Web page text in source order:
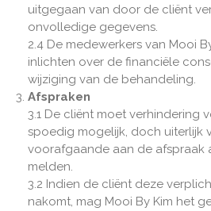
uitgegaan van door de cliënt
onvolledige gegevens.
2.4 De medewerkers van Mooi
inlichten over de financiële
wijziging van de behandeling.
Afspraken
3.1 De cliënt moet verhindering
spoedig mogelijk, doch uiterlijk
voorafgaande aan de afspraak
melden.
3.2 Indien de cliënt deze
nakomt, mag Mooi By Kim het